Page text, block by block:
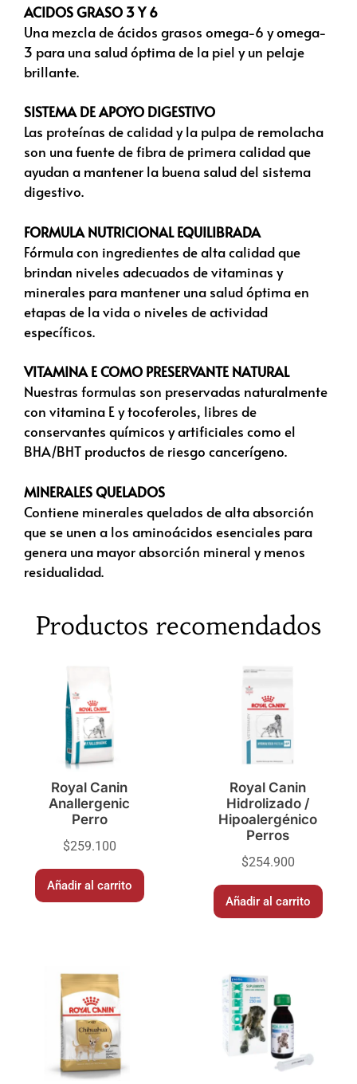
ACIDOS GRASO 3 Y 6
Una mezcla de ácidos grasos omega-6 y omega-
3 para una salud óptima de la piel y un pelaje
brillante.
SISTEMA DE APOYO DIGESTIVO
Las proteínas de calidad y la pulpa de remolacha
son una fuente de fibra de primera calidad que
ayudan a mantener la buena salud del sistema
digestivo.
FORMULA NUTRICIONAL EQUILIBRADA
Fórmula con ingredientes de alta calidad que
brindan niveles adecuados de vitaminas y
minerales para mantener una salud óptima en
etapas de la vida o niveles de actividad
específicos.
VITAMINA E COMO PRESERVANTE NATURAL
Nuestras formulas son preservadas naturalmente
con vitamina E y tocoferoles, libres de
conservantes químicos y artificiales como el
BHA/BHT productos de riesgo cancerígeno.
MINERALES QUELADOS
Contiene minerales quelados de alta absorción
que se unen a los aminoácidos esenciales para
genera una mayor absorción mineral y menos
residualidad.
Productos recomendados
Royal Canin
Anallergenic
Perro
$259.100
Añadir al carrito
Royal Canin
Hidrolizado /
Hipoalergénico
Perros
$254.900
Añadir al carrito